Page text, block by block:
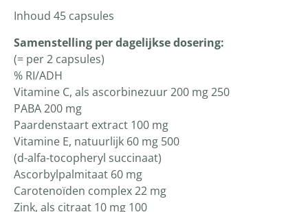
Inhoud 45 capsules
Samenstelling per dagelijkse dosering:
(= per 2 capsules)
% RI/ADH
Vitamine C, als ascorbinezuur 200 mg 250
PABA 200 mg
Paardenstaart extract 100 mg
Vitamine E, natuurlijk 60 mg 500
(d-alfa-tocopheryl succinaat)
Ascorbylpalmitaat 60 mg
Carotenoïden complex 22 mg
Zink, als citraat 10 mg 100